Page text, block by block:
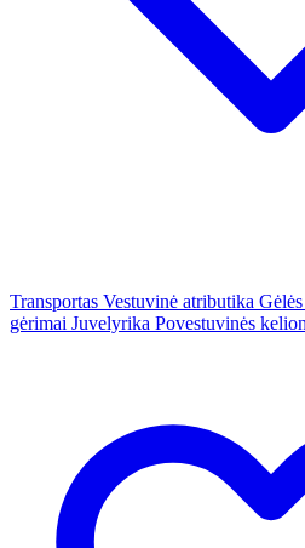
Transportas Vestuvinė atributika
gėrimai Juvelyrika Povestuvinės